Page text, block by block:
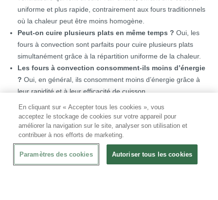
uniforme et plus rapide, contrairement aux fours traditionnels
où la chaleur peut être moins homogène.
Peut-on cuire plusieurs plats en même temps ? Oui, les
fours à convection sont parfaits pour cuire plusieurs plats
simultanément grâce à la répartition uniforme de la chaleur.
Les fours à convection consomment-ils moins d’énergie
? Oui, en général, ils consomment moins d’énergie grâce à
leur rapidité et à leur efficacité de cuisson.
Performance et Efficacité pour Votre Cuisine
Chez CHRshop, nos fours à convection sont sélectionnés pour
leur robustesse, leur fiabilité et leur facilité d’utilisation. Avec des
options de contrôle numérique ou manuel, et des modèles
En cliquant sur « Accepter tous les cookies », vous
acceptez le stockage de cookies sur votre appareil pour
améliorer la navigation sur le site, analyser son utilisation et
contribuer à nos efforts de marketing.
Paramètres des cookies Autoriser tous les cookies